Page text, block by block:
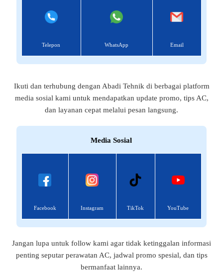
Telepon WhatsApp Email
Ikuti dan terhubung dengan Abadi Tehnik di berbagai platform
media sosial kami untuk mendapatkan update promo, tips AC,
dan layanan cepat melalui pesan langsung.
Media Sosial
Facebook Instagram TikTok YouTube
Jangan lupa untuk follow kami agar tidak ketinggalan informasi
penting seputar perawatan AC, jadwal promo spesial, dan tips
bermanfaat lainnya.